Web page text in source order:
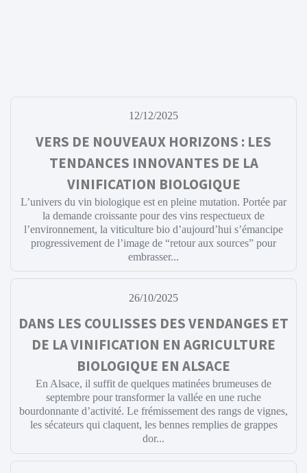
12/12/2025
VERS DE NOUVEAUX HORIZONS : LES
TENDANCES INNOVANTES DE LA
VINIFICATION BIOLOGIQUE
L’univers du vin biologique est en pleine mutation. Portée par
la demande croissante pour des vins respectueux de
l’environnement, la viticulture bio d’aujourd’hui s’émancipe
progressivement de l’image de “retour aux sources” pour
embrasser...
26/10/2025
DANS LES COULISSES DES VENDANGES ET
DE LA VINIFICATION EN AGRICULTURE
BIOLOGIQUE EN ALSACE
En Alsace, il suffit de quelques matinées brumeuses de
septembre pour transformer la vallée en une ruche
bourdonnante d’activité. Le frémissement des rangs de vignes,
les sécateurs qui claquent, les bennes remplies de grappes
dor...